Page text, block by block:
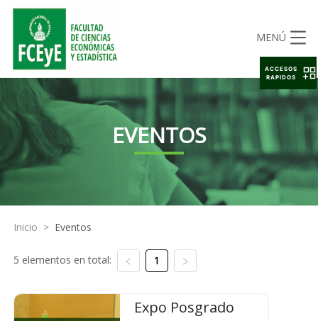
MENÚ
EVENTOS
Inicio > Eventos
5 elementos en total: 1
Expo Posgrado
ACCESOS
RAPIDOS